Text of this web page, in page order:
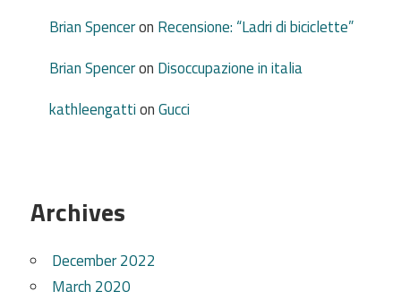
Brian Spenceron Recensione: “Ladri di biciclette”
Brian Spenceron Disoccupazione in italia
kathleengattionGucci
Archives
December 2022
March 2020